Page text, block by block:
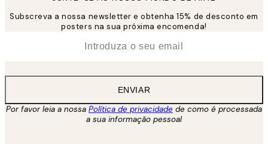
Subscreva a nossa newsletter e obtenha 15% de desconto em
posters na sua próxima encomenda!
ENVIAR
Por favor leia a nossa Política de privacidade de como é processada
a sua informação pessoal